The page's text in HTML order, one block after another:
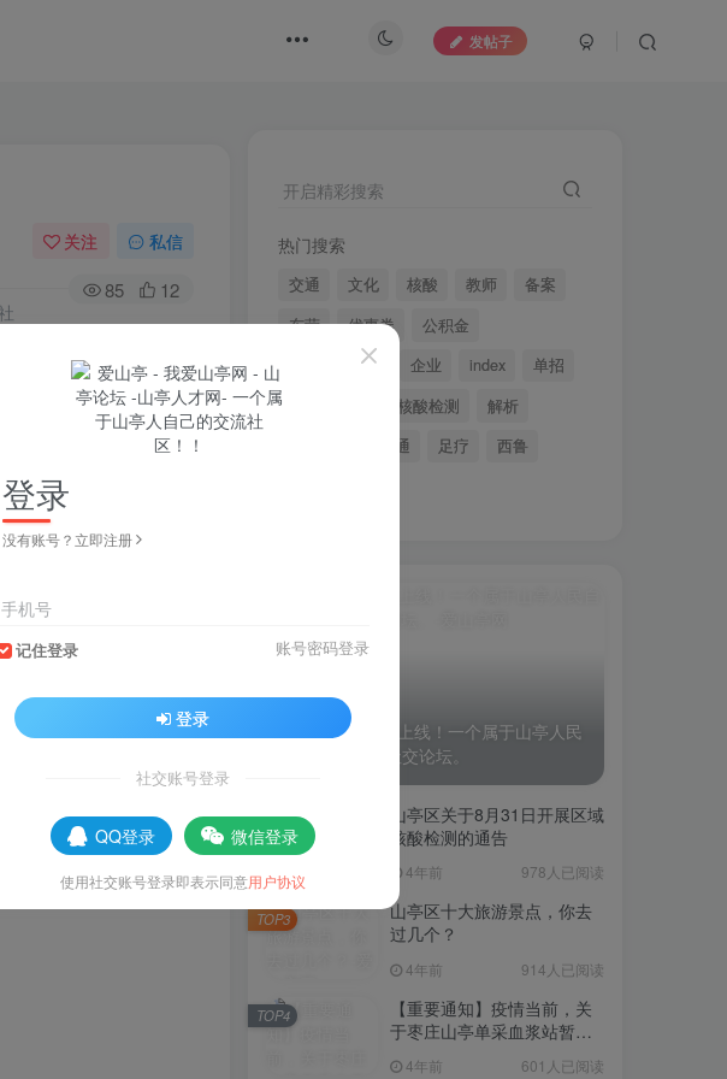
发帖子
关注 私信
85 12
开启精彩搜索
热门搜索
交通 文化 核酸 教师
备案
东营
优惠券
公积金
电子科技大学
企业 index
单招
核酸检测
解析
山亭交通 足疗
西鲁
1.9W+人已阅读
“爱山亭网”正式上线！一个属于山亭人民
自己的资讯、社交论坛。
山亭区关于8月31日开展区域
核酸检测的通告
4年前 978人已阅读
TOP2
山亭区十大旅游景点，你去
过几个？
4年前 914人已阅读
TOP3
【重要通知】疫情当前，关
于枣庄山亭单采血浆站暂停
4年前 601人已阅读
TOP4
登录
没有账号？立即注册
手机号
记住登录 账号密码登录
登录
社交账号登录
QQ登录 微信登录
使用社交账号登录即表示同意用户协议